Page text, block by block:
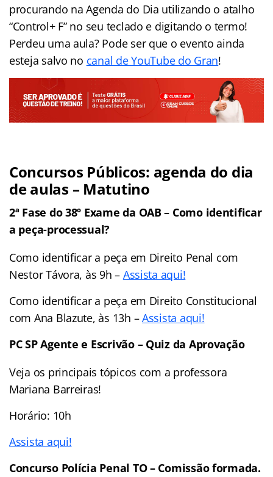
procurando na Agenda do Dia utilizando o atalho
“Control+ F” no seu teclado e digitando o termo!
Perdeu uma aula? Pode ser que o evento ainda
esteja salvo no canal de YouTube do Gran!
Concursos Públicos: agenda do dia
de aulas – Matutino
2ª Fase do 38º Exame da OAB – Como identificar
a peça-processual?
Como identificar a peça em Direito Penal com
Nestor Távora, às 9h – Assista aqui!
Como identificar a peça em Direito Constitucional
com Ana Blazute, às 13h –Assista aqui!
PC SP Agente e Escrivão – Quiz da Aprovação
Veja os principais tópicos com a professora
Mariana Barreiras!
Horário: 10h
Assista aqui!
Concurso Polícia Penal TO – Comissão formada.